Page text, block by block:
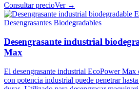
Consultar precioVer →
Desengrasantes Biodegradables
Desengrasante industrial
Max
El desengrasante industrial EcoPower Max
con potencia industrial puede penetrar